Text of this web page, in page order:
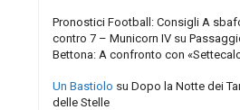
Pronostici Football: Consigli A
contro 7 – Municorn IV su
Bettona: A confronto con
Un Bastiolo su Dopo la Notte dei
delle Stelle